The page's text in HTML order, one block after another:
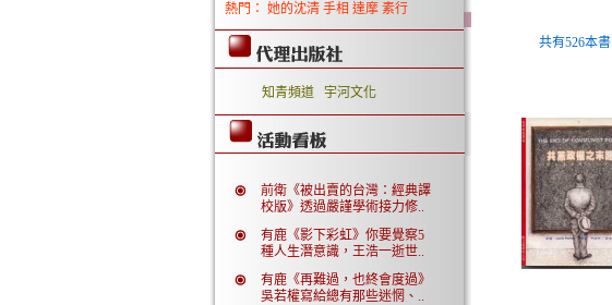
熱門： 她的沈清 手相 達摩 素行
知青頻道 宇河文化
前衛《被出賣的台灣：經典譯
校版》透過嚴謹學術接力修..
有鹿《影下彩虹》你要覺察5
種人生潛意識，王浩一逝世..
有鹿《再難過，也終會度過》
吳若權寫給總有那些迷惘、..
共有526本書